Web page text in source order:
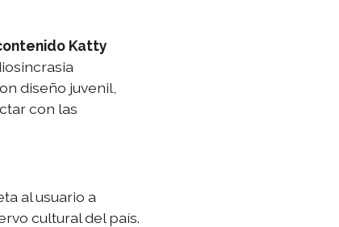
Katty
diseño juvenil,
con las
al usuario a
cultural del país.